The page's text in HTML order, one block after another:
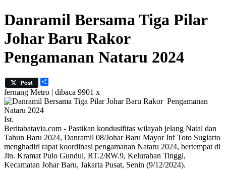
Danramil Bersama Tiga Pilar
Johar Baru Rakor
Pengamanan Nataru 2024
Post
fernang Metro | dibaca 9901 x
Ist.
Beritabatavia.com - Pastikan kondusifitas wilayah jelang Natal dan
Tahun Baru 2024, Danramil 08/Johar Baru Mayor Inf Toto Sugiarto
menghadiri rapat koordinasi pengamanan Nataru 2024, bertempat di
Jln. Kramat Pulo Gundul, RT.2/RW.9, Kelurahan Tinggi,
Kecamatan Johar Baru, Jakarta Pusat, Senin (9/12/2024).